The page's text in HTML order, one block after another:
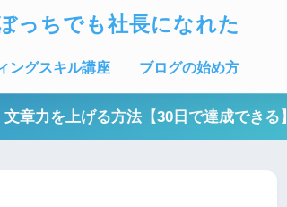
っちでも社長になれた
ングスキル講座 ブログの始め方
文章力を上げる方法【30日で達成できる】